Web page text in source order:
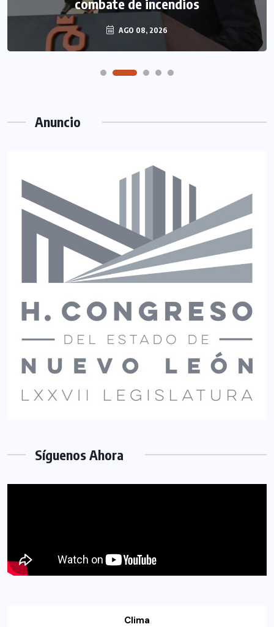
combate de incendios
AGO 08, 2026
Anuncio
Síguenos Ahora
Clima